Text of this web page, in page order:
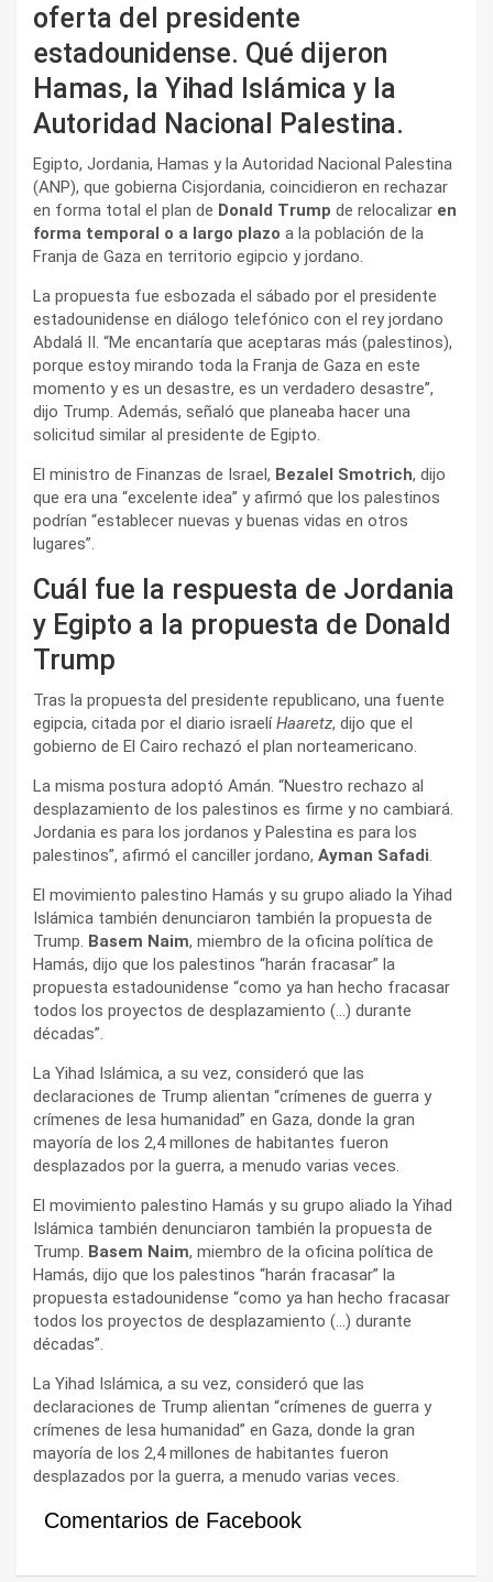
oferta del presidente
estadounidense. Qué dijeron
Hamas, la Yihad Islámica y la
Autoridad Nacional Palestina.
Egipto, Jordania, Hamas y la Autoridad Nacional Palestina
(ANP), que gobierna Cisjordania, coincidieron en rechazar
en forma total el plan de Donald Trump de relocalizar en
forma temporal o a largo plazo a la población de la
Franja de Gaza en territorio egipcio y jordano.
La propuesta fue esbozada el sábado por el presidente
estadounidense en diálogo telefónico con el rey jordano
Abdalá II. “Me encantaría que aceptaras más (palestinos),
porque estoy mirando toda la Franja de Gaza en este
momento y es un desastre, es un verdadero desastre”,
dijo Trump. Además, señaló que planeaba hacer una
solicitud similar al presidente de Egipto.
El ministro de Finanzas de Israel, Bezalel Smotrich, dijo
que era una “excelente idea” y afirmó que los palestinos
podrían “establecer nuevas y buenas vidas en otros
lugares”.
Cuál fue la respuesta de Jordania
y Egipto a la propuesta de Donald
Trump
Tras la propuesta del presidente republicano, una fuente
egipcia, citada por el diario israelíHaaretz, dijo que el
gobierno de El Cairo rechazó el plan norteamericano.
La misma postura adoptó Amán. “Nuestro rechazo al
desplazamiento de los palestinos es firme y no cambiará.
Jordania es para los jordanos y Palestina es para los
palestinos”, afirmó el canciller jordano, Ayman Safadi.
El movimiento palestino Hamás y su grupo aliado la Yihad
Islámica también denunciaron también la propuesta de
Trump. Basem Naim, miembro de la oficina política de
Hamás, dijo que los palestinos “harán fracasar” la
propuesta estadounidense “como ya han hecho fracasar
todos los proyectos de desplazamiento (…) durante
décadas”.
La Yihad Islámica, a su vez, consideró que las
declaraciones de Trump alientan “crímenes de guerra y
crímenes de lesa humanidad” en Gaza, donde la gran
mayoría de los 2,4 millones de habitantes fueron
desplazados por la guerra, a menudo varias veces.
El movimiento palestino Hamás y su grupo aliado la Yihad
Islámica también denunciaron también la propuesta de
Trump. Basem Naim, miembro de la oficina política de
Hamás, dijo que los palestinos “harán fracasar” la
propuesta estadounidense “como ya han hecho fracasar
todos los proyectos de desplazamiento (…) durante
décadas”.
La Yihad Islámica, a su vez, consideró que las
declaraciones de Trump alientan “crímenes de guerra y
crímenes de lesa humanidad” en Gaza, donde la gran
mayoría de los 2,4 millones de habitantes fueron
desplazados por la guerra, a menudo varias veces.
Comentarios de Facebook